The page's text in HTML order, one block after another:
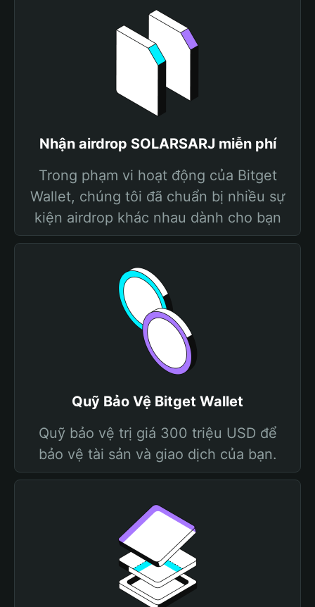
Nhận airdrop SOLARSARJ miễn phí
Trong phạm vi hoạt động của Bitget
Wallet, chúng tôi đã chuẩn bị nhiều sự
kiện airdrop khác nhau dành cho bạn
Quỹ Bảo Vệ Bitget Wallet
Quỹ bảo vệ trị giá 300 triệu USD để
bảo vệ tài sản và giao dịch của bạn.